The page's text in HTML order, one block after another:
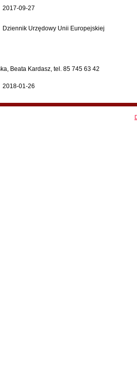
2017-09-27
Dziennik Urzędowy Unii Europejskiej
Beata Kardasz, tel. 85 745 63 42
2018-01-26